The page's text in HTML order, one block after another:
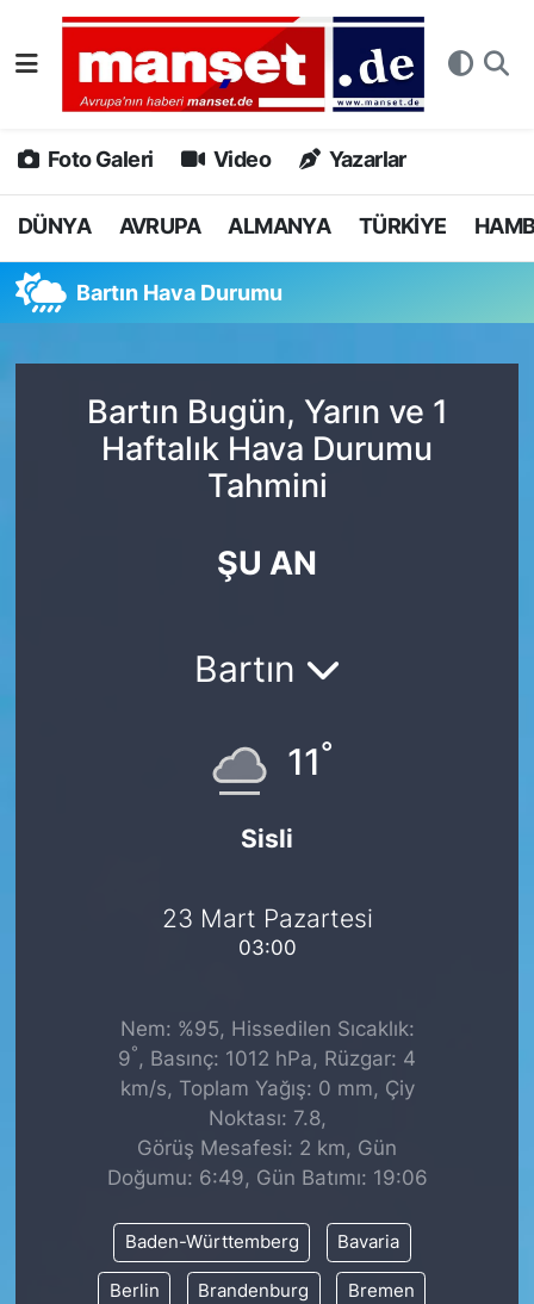
Foto Galeri Video Yazarlar
DÜNYA AVRUPA ALMANYA TÜRKİYE
Bartın Hava Durumu
Bartın Bugün, Yarın ve 1
Haftalık Hava Durumu
Tahmini
ŞU AN
Bartın
11°
Sisli
23 Mart Pazartesi
03:00
Nem: %95, Hissedilen Sıcaklık:
9° , Basınç: 1012 hPa, Rüzgar: 4
km/s, Toplam Yağış: 0 mm, Çiy
Noktası: 7.8,
Görüş Mesafesi: 2 km, Gün
Doğumu: 6:49, Gün Batımı: 19:06
Baden-Württemberg Bavaria
Berlin Brandenburg Bremen
DÜNYA
AVRUPA
ALMANYA
SPOR
DEUTSCH
Nöbetçi Eczaneler
Hava Durumu
Namaz Vakitleri
Tüm Manşetler
Son Dakika Haberleri